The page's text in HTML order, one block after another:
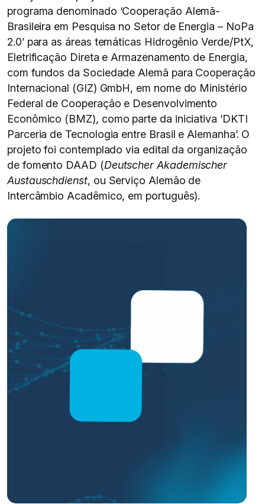
programa denominado ‘Cooperação Alemã-
Brasileira em Pesquisa no Setor de Energia – NoPa
2.0’ para as áreas temáticas Hidrogênio Verde/PtX,
Eletrificação Direta e Armazenamento de Energia,
com fundos da Sociedade Alemã para Cooperação
Internacional (GIZ) GmbH, em nome do Ministério
Federal de Cooperação e Desenvolvimento
Econômico (BMZ), como parte da iniciativa ‘DKTI
Parceria de Tecnologia entre Brasil e Alemanha’. O
projeto foi contemplado via edital da organização
de fomento DAAD (Deutscher Akademischer
Austauschdienst, ou Serviço Alemão de
Intercâmbio Acadêmico, em português).